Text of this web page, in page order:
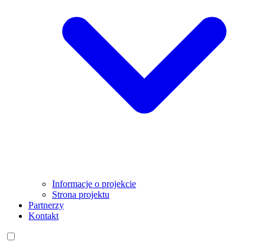
Informacje o projekcie
Strona projektu
Partnerzy
Kontakt